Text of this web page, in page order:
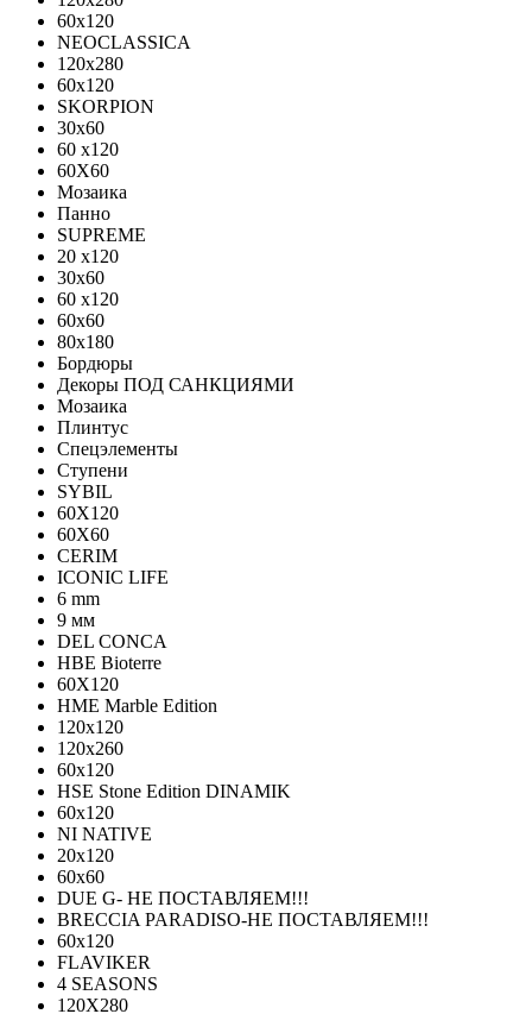
60x120
NEOCLASSICA
120х280
60х120
SKORPION
30х60
60 x120
60X60
Мозаика
Панно
SUPREME
20 x120
30x60
60 x120
60x60
80x180
Бордюры
Декоры ПОД САНКЦИЯМИ
Мозаика
Плинтус
Спецэлементы
Ступени
SYBIL
60X120
60X60
CERIM
ICONIC LIFE
6 mm
9 мм
DEL CONCA
HBE Bioterre
60Х120
HME Marble Edition
120x120
120x260
60x120
HSE Stone Edition DINAMIK
60x120
NI NATIVE
20х120
60х60
DUE G- НЕ ПОСТАВЛЯЕМ!!!
BRECCIA PARADISO-НЕ ПОСТАВЛЯЕМ!!!
60х120
FLAVIKER
4 SEASONS
120Х280